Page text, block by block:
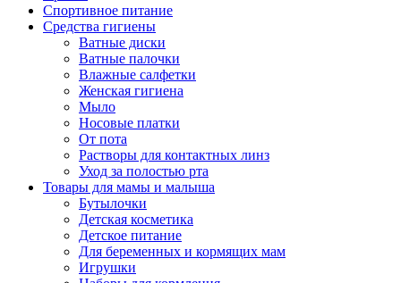
Спортивное питание
Средства гигиены
Ватные диски
Ватные палочки
Влажные салфетки
Женская гигиена
Мыло
Носовые платки
От пота
Растворы для контактных линз
Уход за полостью рта
Товары для мамы и малыша
Бутылочки
Детская косметика
Детское питание
Для беременных и кормящих мам
Игрушки